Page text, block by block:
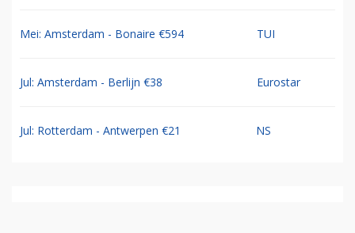
Mei: Amsterdam - Bonaire €594 TUI
Jul: Amsterdam - Berlijn €38 Eurostar
Jul: Rotterdam - Antwerpen €21 NS